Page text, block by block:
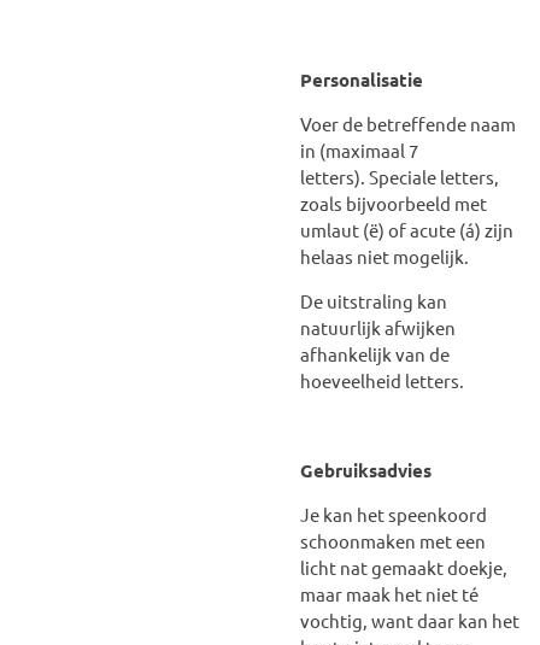
Personalisatie
Voer de betreffende naam
in (maximaal 7
letters). Speciale letters,
zoals bijvoorbeeld met
umlaut (ë) of acute (á) zijn
helaas niet mogelijk.
De uitstraling kan
natuurlijk afwijken
afhankelijk van de
hoeveelheid letters.
Gebruiksadvies
Je kan het speenkoord
schoonmaken met een
licht nat gemaakt doekje,
maar maak het niet té
vochtig, want daar kan het